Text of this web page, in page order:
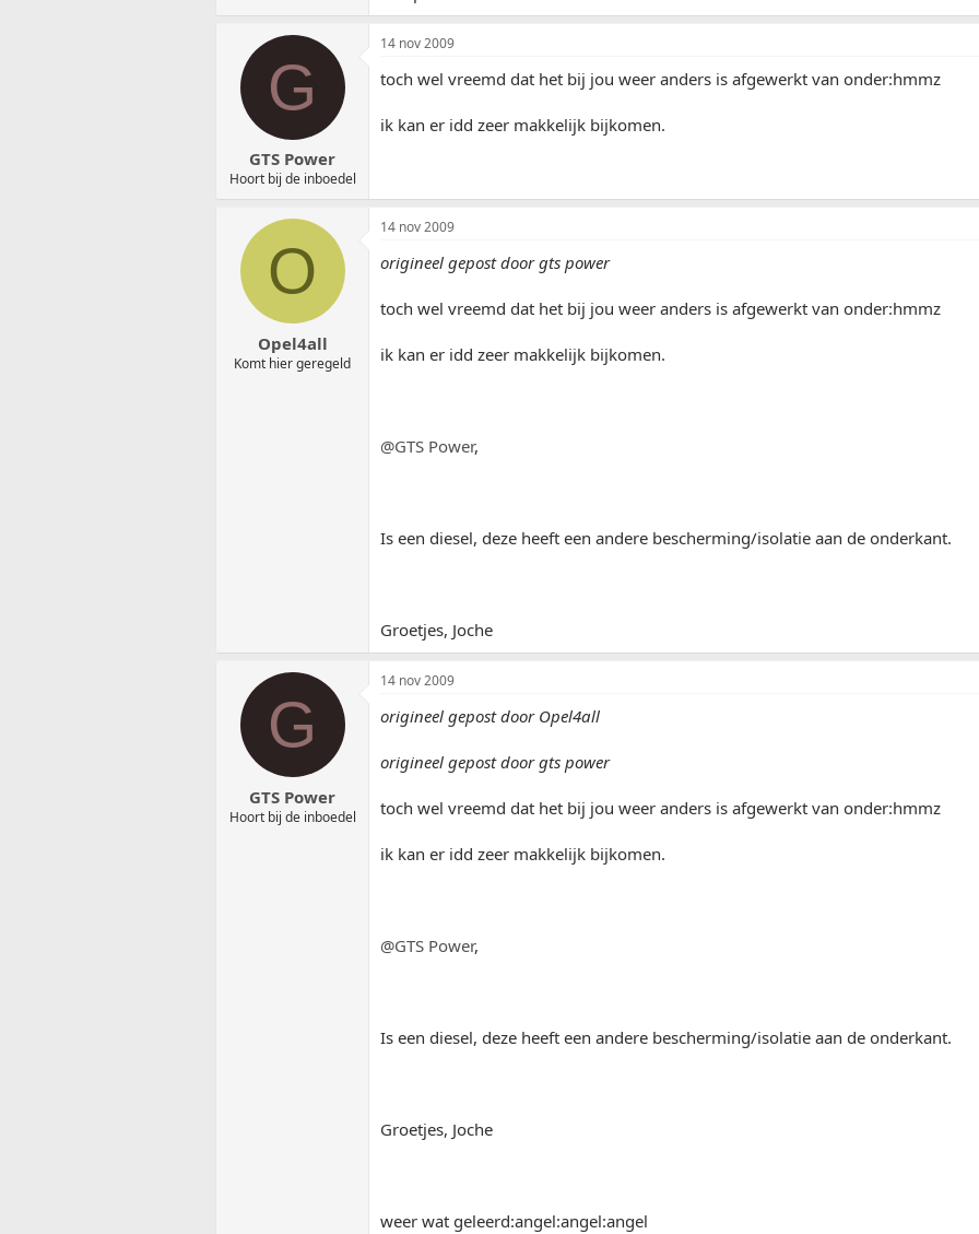
G
GTS Power
Hoort bij de inboedel
14 nov 2009
toch wel vreemd dat het bij jou weer anders is afgewerkt van onder:hmmz
ik kan er idd zeer makkelijk bijkomen.
O
Opel4all
Komt hier geregeld
14 nov 2009
origineel gepost door gts power
toch wel vreemd dat het bij jou weer anders is afgewerkt van onder:hmmz
ik kan er idd zeer makkelijk bijkomen.
@GTS Power,
Is een diesel, deze heeft een andere bescherming/isolatie aan de onderkant.
Groetjes, Joche
G
GTS Power
Hoort bij de inboedel
14 nov 2009
origineel gepost door Opel4all
origineel gepost door gts power
toch wel vreemd dat het bij jou weer anders is afgewerkt van onder:hmmz
ik kan er idd zeer makkelijk bijkomen.
@GTS Power,
Is een diesel, deze heeft een andere bescherming/isolatie aan de onderkant.
Groetjes, Joche
weer wat geleerd:angel:angel:angel